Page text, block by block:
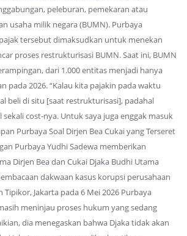
peleburan, pemekaran atau
usaha milik negara (BUMN). Purbaya
tersebut dimaksudkan untuk menekan
proses restrukturisasi BUMN. Saat ini, BUMN
dari 1.000 entitas menjadi hanya
pada 2026. “Kalau kita pajakin pada waktu
beli di situ [saat restrukturisasi], padahal
cost-nya. Untuk saya juga enggak masuk
Purbaya Soal Dirjen Bea Cukai yang Terseret
Purbaya Yudhi Sadewa memberikan
Dirjen Bea dan Cukai Djaka Budhi Utama
dakwaan kasus korupsi perusahaan
Tipikor, Jakarta pada 6 Mei 2026 Purbaya
meninjau proses hukum yang sedang
dia menegaskan bahwa Djaka tidak akan